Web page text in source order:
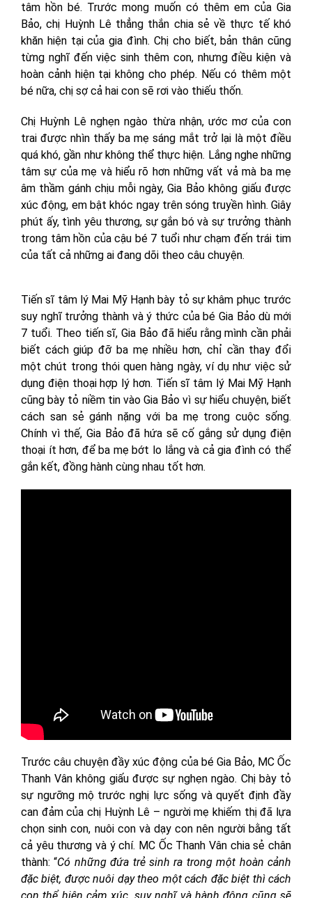
tâm hồn bé. Trước mong muốn có thêm em của Gia
Bảo, chị Huỳnh Lê thẳng thắn chia sẻ về thực tế khó
khăn hiện tại của gia đình. Chị cho biết, bản thân cũng
từng nghĩ đến việc sinh thêm con, nhưng điều kiện và
hoàn cảnh hiện tại không cho phép. Nếu có thêm một
bé nữa, chị sợ cả hai con sẽ rơi vào thiếu thốn.
Chị Huỳnh Lê nghẹn ngào thừa nhận, ước mơ của con
trai được nhìn thấy ba mẹ sáng mắt trở lại là một điều
quá khó, gần như không thể thực hiện. Lắng nghe những
tâm sự của mẹ và hiểu rõ hơn những vất vả mà ba mẹ
âm thầm gánh chịu mỗi ngày, Gia Bảo không giấu được
xúc động, em bật khóc ngay trên sóng truyền hình. Giây
phút ấy, tình yêu thương, sự gắn bó và sự trưởng thành
trong tâm hồn của cậu bé 7 tuổi như chạm đến trái tim
của tất cả những ai đang dõi theo câu chuyện.
Tiến sĩ tâm lý Mai Mỹ Hạnh bày tỏ sự khâm phục trước
suy nghĩ trưởng thành và ý thức của bé Gia Bảo dù mới
7 tuổi. Theo tiến sĩ, Gia Bảo đã hiểu rằng mình cần phải
biết cách giúp đỡ ba mẹ nhiều hơn, chỉ cần thay đổi
một chút trong thói quen hàng ngày, ví dụ như việc sử
dụng điện thoại hợp lý hơn. Tiến sĩ tâm lý Mai Mỹ Hạnh
cũng bày tỏ niềm tin vào Gia Bảo vì sự hiểu chuyện, biết
cách san sẻ gánh nặng với ba mẹ trong cuộc sống.
Chính vì thế, Gia Bảo đã hứa sẽ cố gắng sử dụng điện
thoại ít hơn, để ba mẹ bớt lo lắng và cả gia đình có thể
gắn kết, đồng hành cùng nhau tốt hơn.
Trước câu chuyện đầy xúc động của bé Gia Bảo, MC Ốc
Thanh Vân không giấu được sự nghẹn ngào. Chị bày tỏ
sự ngưỡng mộ trước nghị lực sống và quyết định đầy
can đảm của chị Huỳnh Lê – người mẹ khiếm thị đã lựa
chọn sinh con, nuôi con và dạy con nên người bằng tất
cả yêu thương và ý chí. MC Ốc Thanh Vân chia sẻ chân
thành: “Có những đứa trẻ sinh ra trong một hoàn cảnh
đặc biệt, được nuôi dạy theo một cách đặc biệt thì cách